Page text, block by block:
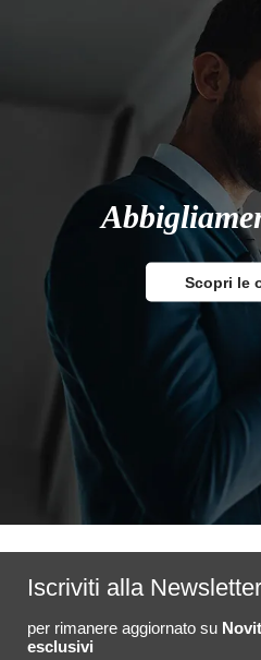
Scopri le
Iscriviti alla
per rimanere aggiornato su
esclusivi